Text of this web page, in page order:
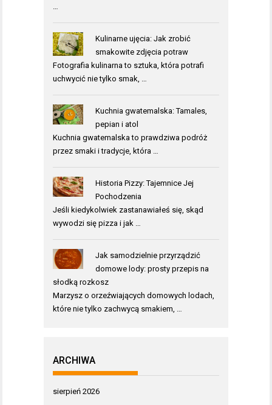
…
Kulinarne ujęcia: Jak zrobić
smakowite zdjęcia potraw
Fotografia kulinarna to sztuka, która potrafi
uchwycić nie tylko smak, …
Kuchnia gwatemalska: Tamales,
pepian i atol
Kuchnia gwatemalska to prawdziwa podróż
przez smaki i tradycje, która …
Historia Pizzy: Tajemnice Jej
Pochodzenia
Jeśli kiedykolwiek zastanawiałeś się, skąd
wywodzi się pizza i jak …
Jak samodzielnie przyrządzić
domowe lody: prosty przepis na
słodką rozkosz
Marzysz o orzeźwiających domowych lodach,
które nie tylko zachwycą smakiem, …
ARCHIWA
sierpień 2026